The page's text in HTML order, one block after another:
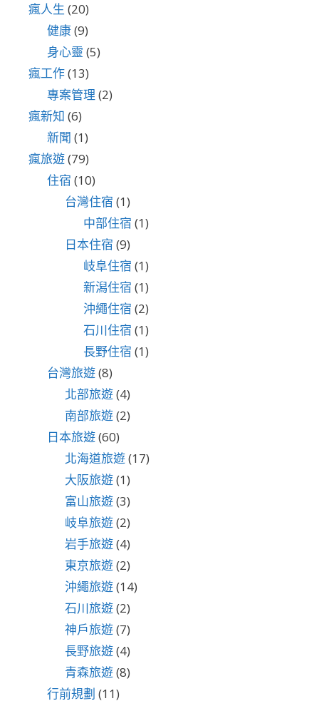
瘋人生 (20)
健康(9)
身心靈 (5)
瘋工作(13)
專案管理 (2)
瘋新知 (6)
新聞 (1)
瘋旅遊(79)
住宿 (10)
台灣住宿 (1)
中部住宿 (1)
日本住宿 (9)
岐阜住宿 (1)
新潟住宿 (1)
沖繩住宿 (2)
石川住宿 (1)
長野住宿 (1)
台灣旅遊(8)
北部旅遊(4)
南部旅遊(2)
日本旅遊(60)
北海道旅遊(17)
大阪旅遊(1)
富山旅遊(3)
岐阜旅遊(2)
岩手旅遊(4)
東京旅遊(2)
沖繩旅遊(14)
石川旅遊(2)
神戶旅遊(7)
長野旅遊(4)
青森旅遊(8)
行前規劃 (11)